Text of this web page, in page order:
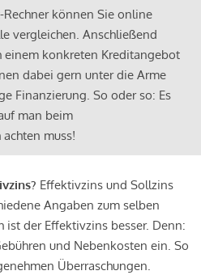
können Sie online
vergleichen. Anschließend
einem konkreten Kreditangebot
dabei gern unter die Arme
Finanzierung. So oder so: Es
man beim
muss!
Effektivzins und Sollzins
Angaben zum selben
ist der Effektivzins besser. Denn:
und Nebenkosten ein. So
Überraschungen.